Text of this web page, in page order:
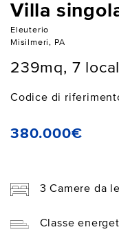
Villa
Eleuterio
Misilmeri, PA
239mq, 7
Codice di
380.000€
3 Camere da
Classe